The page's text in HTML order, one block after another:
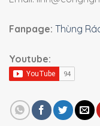
Fanpage: Thùng
Youtube: